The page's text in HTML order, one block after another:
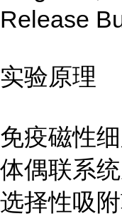
Release
实验原理
免疫磁性
体偶联系
选择性吸